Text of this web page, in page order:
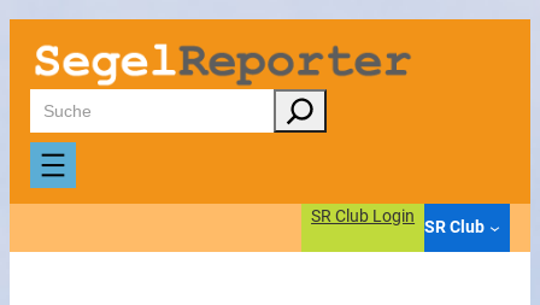
Zum
Inhalt
springen
Suchen
SR Club Login
SR Club